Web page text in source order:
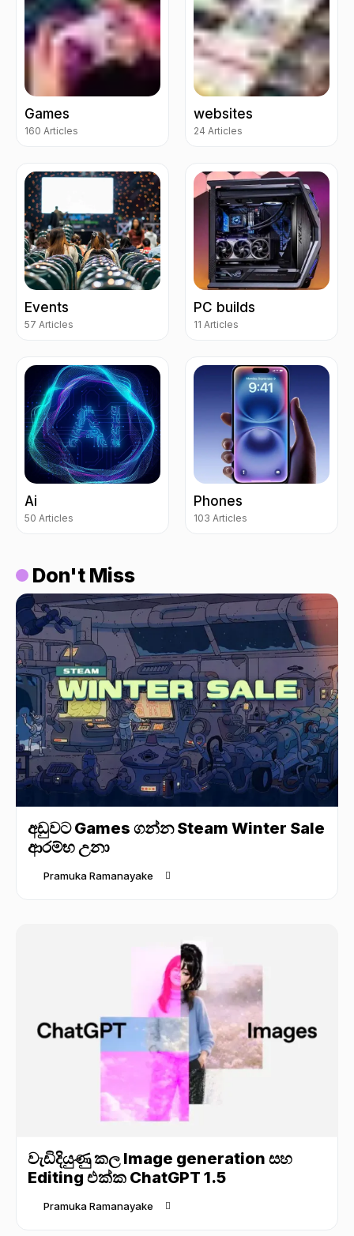
Games
160 Articles
websites
24 Articles
Events
57 Articles
PC builds
11 Articles
Ai
50 Articles
Phones
103 Articles
Don't Miss
අඩුවට Games ගන්න Steam Winter Sale
ආරම්භ උනා
Pramuka Ramanayake
වැඩිදියුණු කල Image generation සහ
Editing එක්ක ChatGPT 1.5
Pramuka Ramanayake